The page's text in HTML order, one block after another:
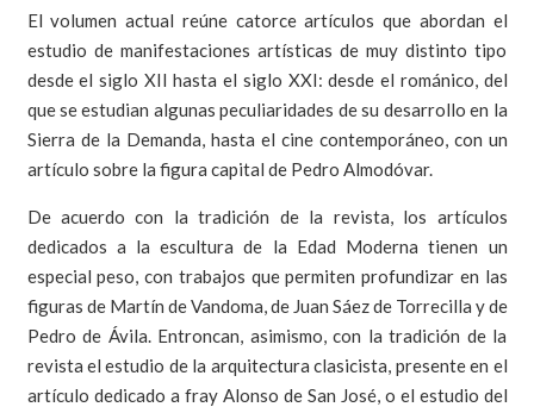
El volumen actual reúne catorce artículos que abordan el
estudio de manifestaciones artísticas de muy distinto tipo
desde el siglo XII hasta el siglo XXI: desde el románico, del
que se estudian algunas peculiaridades de su desarrollo en la
Sierra de la Demanda, hasta el cine contemporáneo, con un
artículo sobre la figura capital de Pedro Almodóvar.
De acuerdo con la tradición de la revista, los artículos
dedicados a la escultura de la Edad Moderna tienen un
especial peso, con trabajos que permiten profundizar en las
figuras de Martín de Vandoma, de Juan Sáez de Torrecilla y de
Pedro de Ávila. Entroncan, asimismo, con la tradición de la
revista el estudio de la arquitectura clasicista, presente en el
artículo dedicado a fray Alonso de San José, o el estudio del